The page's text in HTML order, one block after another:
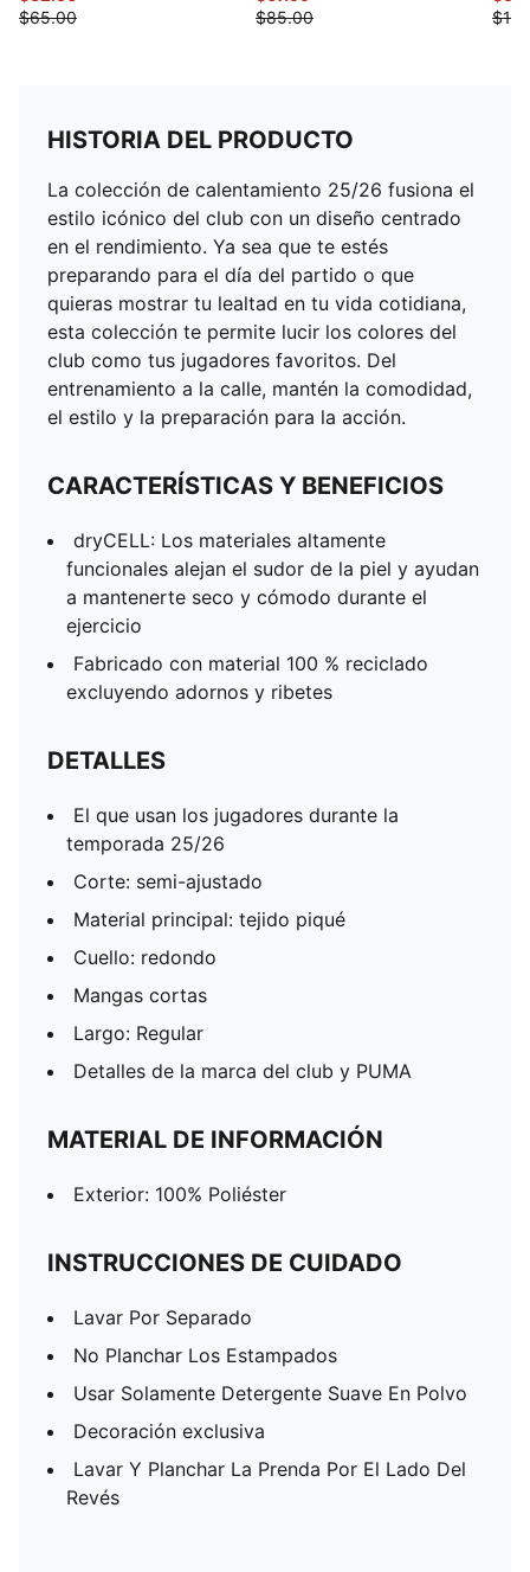
$65.00
$85.00
HISTORIA DEL PRODUCTO
La colección de calentamiento 25/26 fusiona el
estilo icónico del club con un diseño centrado
en el rendimiento. Ya sea que te estés
preparando para el día del partido o que
quieras mostrar tu lealtad en tu vida cotidiana,
esta colección te permite lucir los colores del
club como tus jugadores favoritos. Del
entrenamiento a la calle, mantén la comodidad,
el estilo y la preparación para la acción.
CARACTERÍSTICAS Y BENEFICIOS
dryCELL: Los materiales altamente
funcionales alejan el sudor de la piel y ayudan
a mantenerte seco y cómodo durante el
ejercicio
Fabricado con material 100 % reciclado
excluyendo adornos y ribetes
DETALLES
El que usan los jugadores durante la
temporada 25/26
Corte: semi-ajustado
Material principal: tejido piqué
Cuello: redondo
Mangas cortas
Largo: Regular
Detalles de la marca del club y PUMA
MATERIAL DE INFORMACIÓN
Exterior: 100% Poliéster
INSTRUCCIONES DE CUIDADO
Lavar Por Separado
No Planchar Los Estampados
Usar Solamente Detergente Suave En Polvo
Decoración exclusiva
Lavar Y Planchar La Prenda Por El Lado Del
Revés